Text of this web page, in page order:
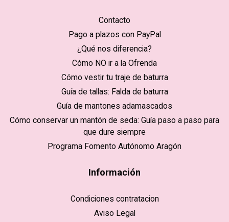
Contacto
Pago a plazos con PayPal
¿Qué nos diferencia?
Cómo NO ir a la Ofrenda
Cómo vestir tu traje de baturra
Guía de tallas: Falda de baturra
Guía de mantones adamascados
Cómo conservar un mantón de seda: Guía paso a paso para
que dure siempre
Programa Fomento Autónomo Aragón
Información
Condiciones contratacion
Aviso Legal